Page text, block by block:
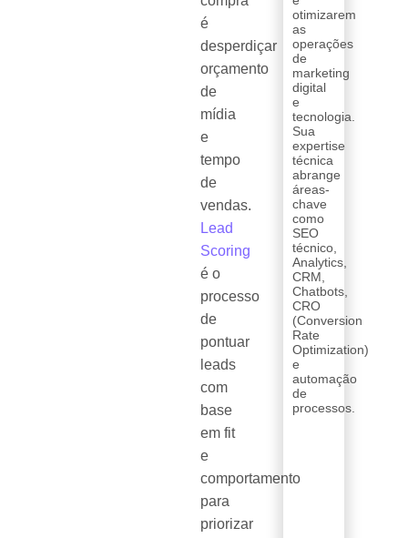
é
desperdiçar
orçamento
de
mídia
e
tempo
de
vendas.
Lead
Scoring
é o
processo
de
pontuar
leads
com
base
em fit
e
comportamento
para
priorizar
otimizarem
as
operações
de
marketing
digital
e
tecnologia.
Sua
expertise
técnica
abrange
áreas-
chave
como
SEO
técnico,
Analytics,
CRM,
Chatbots,
CRO
(Conversion
Rate
Optimization)
e
automação
de
processos.